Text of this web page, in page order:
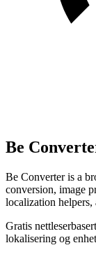
Be
Be Converter is a
conversion, image
localization
Gratis
lokalisering og